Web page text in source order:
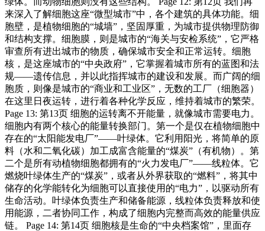
来深入了解细胞这座“微型城市”中，各个建筑的具体功能。细
胞壁，是植物细胞的“城墙”，坚固厚重，为城市提供物理防御
和结构支撑。细胞膜，则是城市的“海关与安检系统”，它严格
审查所有进出城市的物质，确保城市安全和正常运转。细胞
核，是这座城市的“中央政府”，它掌握着城市所有的蓝图和法
规——遗传信息，并以此指挥城市的建设和发展。而广阔的细
胞质，则像是城市的“商业和工业区”，无数的工厂（细胞器）
在这里日夜运转，进行着各种化学反应，维持着城市的繁荣。
Page 13: 第13页 细胞的运转离不开能量，就像城市需要电力。
细胞内有两个核心的能量转换部门。第一个是仅在植物细胞中
存在的“太阳能发电厂”——叶绿体。它利用阳光，将简单的原
料（水和二氧化碳）加工成富含能量的“煤炭”（有机物）。第
二个是所有动植物细胞都拥有的“火力发电厂”——线粒体。它
燃烧叶绿体生产的“煤炭”，或者从外界获取的“燃料”，将其中
储存的化学能转化为细胞可以直接使用的“电力”，以驱动所有
生命活动。叶绿体负责生产和储备能源，线粒体负责释放和使
用能源，二者协同工作，构成了细胞内完整而高效的能量供应
链。 Page 14: 第14页 细胞核是生命的“中央档案馆”，里面存